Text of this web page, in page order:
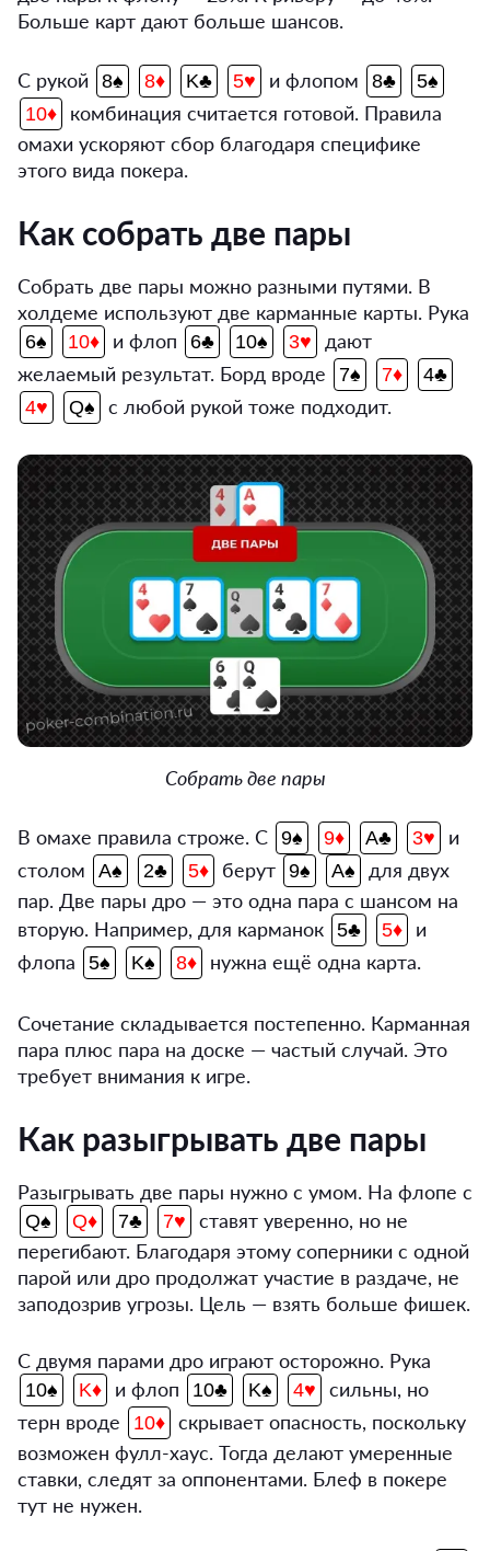
Больше карт дают больше шансов.
С рукой 8♠ 8♦ K♣ 5♥ и флопом 8♣
5♠
10♦
комбинация считается готовой. Правила
омахи ускоряют сбор благодаря специфике
этого вида покера.
Как собрать две пары
Собрать две пары можно разными путями. В
холдеме используют две карманные карты. Рука
6♠ 10♦ и флоп 6♣ 10♠ 3♥
дают
желаемый результат. Борд вроде
7♠ 7♦
4♣
4♥
Q♠ с любой рукой тоже подходит.
Собрать две пары
В омахе правила строже. С 9♠ 9♦ A♣ 3♥
и
столом
A♠ 2♣ 5♦ берут 9♠ A♠
для двух
пар. Две пары дро — это одна пара с шансом на
вторую. Например, для карманок 5♣ 5♦
и
флопа
5♠ K♠ 8♦ нужна ещё одна карта.
Сочетание складывается постепенно. Карманная
пара плюс пара на доске — частый случай. Это
требует внимания к игре.
Как разыгрывать две пары
Разыгрывать две пары нужно с умом. На флопе с
Q♠ Q♦ 7♣ 7♥
ставят уверенно, но не
перегибают. Благодаря этому соперники с одной
парой или дро продолжат участие в раздаче, не
заподозрив угрозы. Цель — взять больше фишек.
С двумя парами дро играют осторожно. Рука
10♠ K♦ и флоп 10♣ K♠ 4♥
сильны, но
терн вроде
10♦ скрывает опасность, поскольку
возможен фулл-хаус. Тогда делают умеренные
ставки, следят за оппонентами. Блеф в покере
тут не нужен.